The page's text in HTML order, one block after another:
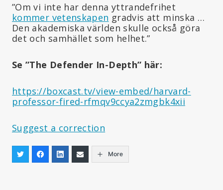
”Om vi inte har denna yttrandefrihet
kommer vetenskapen gradvis att minska …
Den akademiska världen skulle också göra
det och samhället som helhet.”
Se ”The Defender In-Depth” här:
https://boxcast.tv/view-embed/harvard-
professor-fired-rfmqv9ccya2zmgbk4xii
Suggest a correction
More